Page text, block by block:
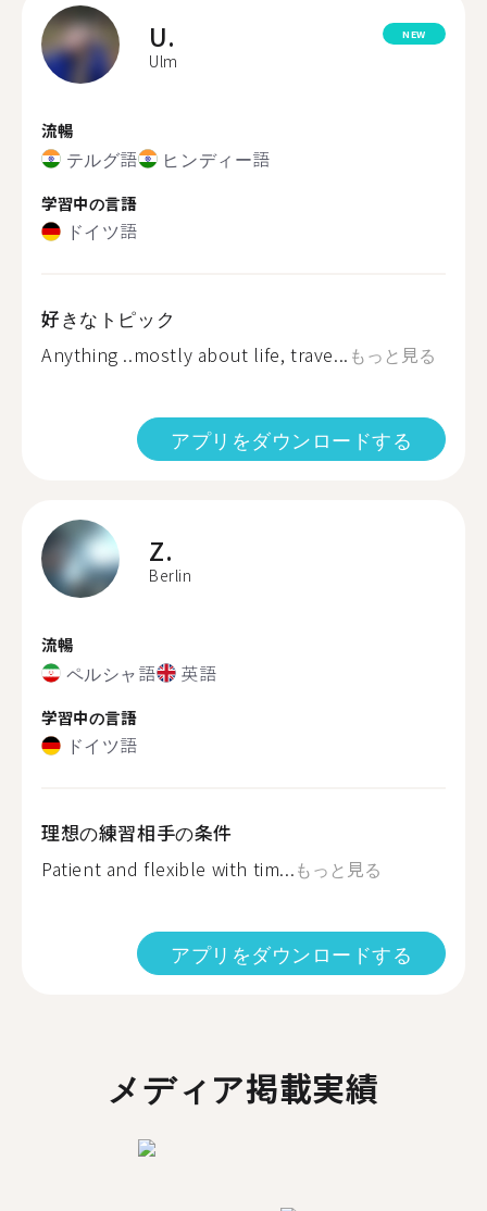
U.
Ulm
NEW
流暢
テルグ語 ヒンディー語
学習中の言語
ドイツ語
好きなトピック
Anything ..mostly about life, trave... もっと見る
アプリをダウンロードする
Z.
Berlin
流暢
ペルシャ語 英語
学習中の言語
ドイツ語
理想の練習相手の条件
Patient and flexible with tim...もっと見る
アプリをダウンロードする
メディア掲載実績